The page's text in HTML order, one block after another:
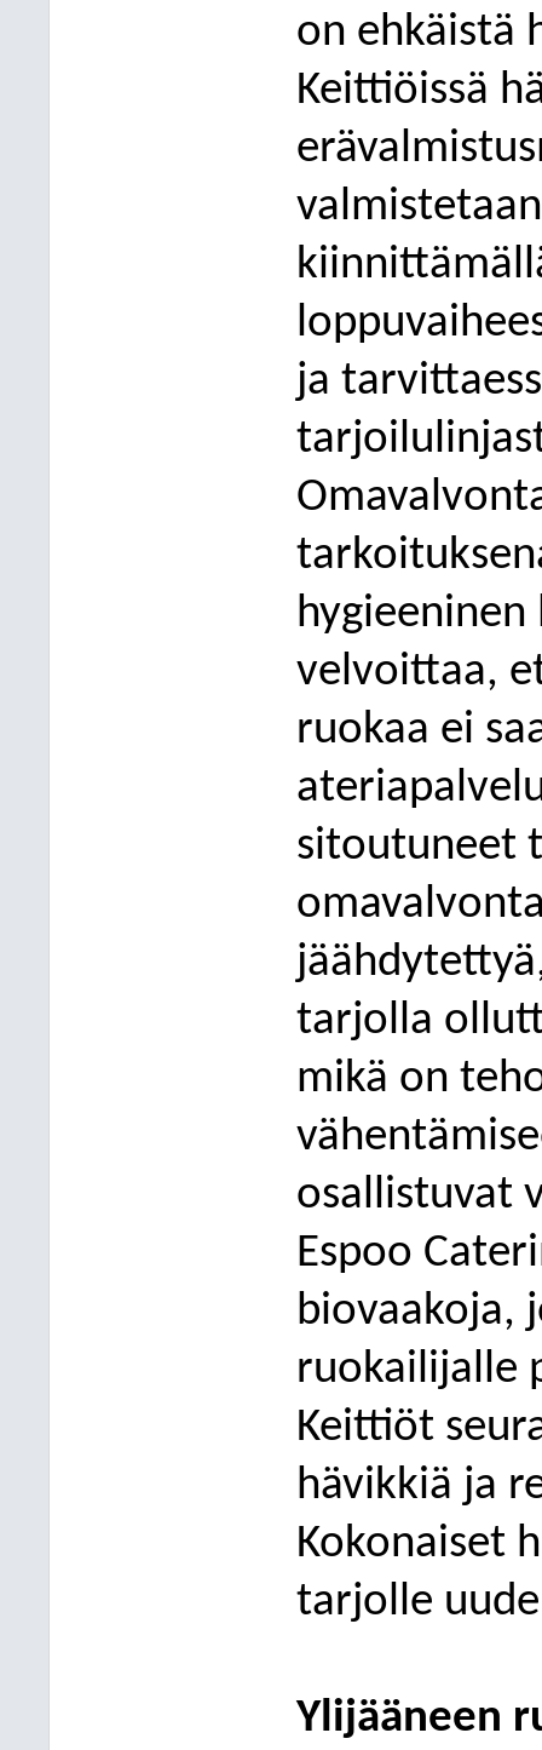
on ehkäistä
Keittiöissä
ja
velvoittaa,
ruokaa ei
at
sitoutuneet
tarjolla
mikä on
osallistuvat
Espoo
biovaakoja,
ruokailijalle
Keittiöt
hävikkiä ja
Kokonaiset
tarjolle
Ylijääneen